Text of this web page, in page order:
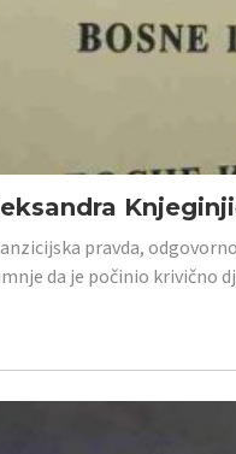
pravda,
da je počinio krivično